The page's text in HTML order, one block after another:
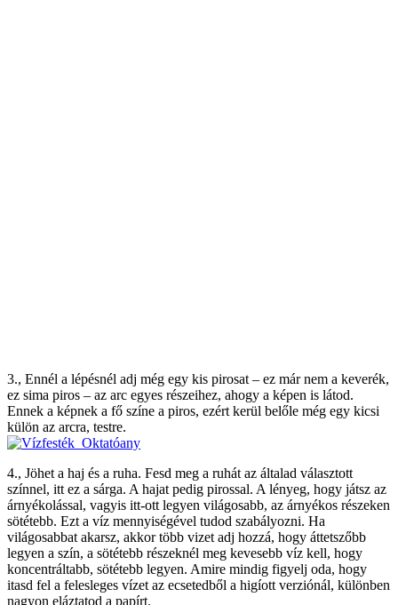
3., Ennél a lépésnél adj még egy kis pirosat – ez már nem a keverék,
ez sima piros – az arc egyes részeihez, ahogy a képen is látod.
Ennek a képnek a fő színe a piros, ezért kerül belőle még egy kicsi
külön az arcra, testre.
4., Jöhet a haj és a ruha. Fesd meg a ruhát az általad választott
színnel, itt ez a sárga. A hajat pedig pirossal. A lényeg, hogy játsz az
árnyékolással, vagyis itt-ott legyen világosabb, az árnyékos részeken
sötétebb. Ezt a víz mennyiségével tudod szabályozni. Ha
világosabbat akarsz, akkor több vizet adj hozzá, hogy áttetszőbb
legyen a szín, a sötétebb részeknél meg kevesebb víz kell, hogy
koncentráltabb, sötétebb legyen. Amire mindig figyelj oda, hogy
itasd fel a felesleges vízet az ecsetedből a higíott verziónál, különben
nagyon eláztatod a papírt.